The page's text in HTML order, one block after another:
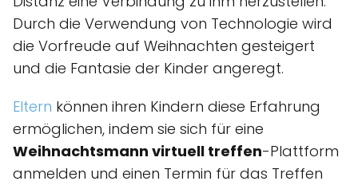
Durch die Verwendung von Technologie wird
die Vorfreude auf Weihnachten gesteigert
und die Fantasie der Kinder angeregt.
Eltern können ihren Kindern diese Erfahrung
ermöglichen, indem sie sich für eine
Weihnachtsmann virtuell treffen-Plattform
anmelden und einen Termin für das Treffen